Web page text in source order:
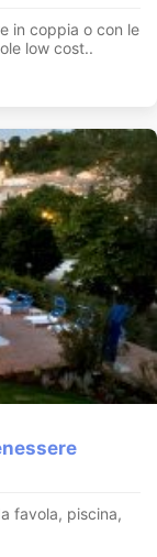
in coppia o con le
low cost..
favola, piscina,